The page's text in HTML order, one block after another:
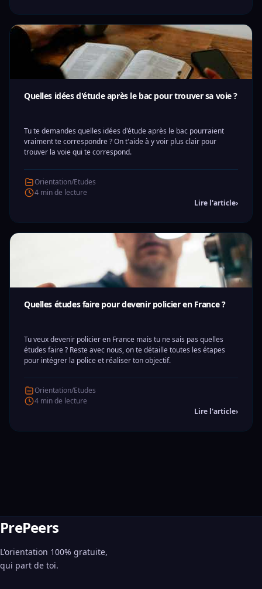
Quelles idées d'étude après le bac pour trouver sa voie ?
Tu te demandes quelles idées d'étude après le bac pourraient
vraiment te correspondre ? On t'aide à y voir plus clair pour
trouver la voie qui te correspond.
Orientation/Etudes
4 min de lecture
Lire l'article›
Quelles études faire pour devenir policier en France ?
Tu veux devenir policier en France mais tu ne sais pas quelles
études faire ? Reste avec nous, on te détaille toutes les étapes
pour intégrer la police et réaliser ton objectif.
Orientation/Etudes
4 min de lecture
Lire l'article›
PrePeers
L'orientation 100% gratuite,
qui part de toi.